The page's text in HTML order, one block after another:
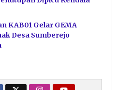
KAB01 Gelar GEMA
Desa Sumberejo